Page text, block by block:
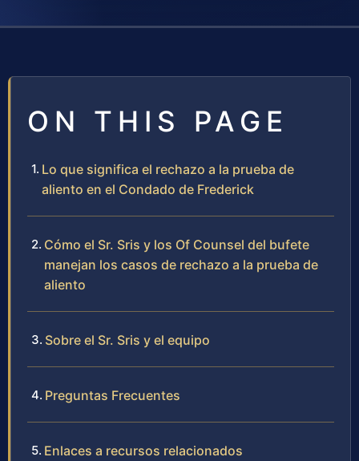
ON THIS PAGE
Lo que significa el rechazo a la prueba de
aliento en el Condado de Frederick
Cómo el Sr. Sris y los Of Counsel del bufete
manejan los casos de rechazo a la prueba de
aliento
Sobre el Sr. Sris y el equipo
Preguntas Frecuentes
Enlaces a recursos relacionados